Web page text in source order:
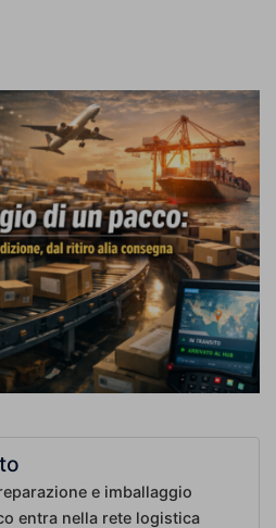
e imballaggio
entra nella rete logistica